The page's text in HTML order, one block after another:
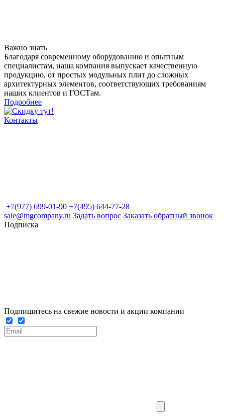
Важно знать
Благодаря современному оборудованию и опытным
специалистам, наша компания выпускает качественную
продукцию, от простых модульных плит до сложных
архитектурных элементов, соответствующих требованиям
наших клиентов и ГОСТам.
Подробнее
Контакты
+7(977) 699-01-90 +7(495) 644-77-28
sale@mgcompany.ru Задать вопрос Заказать обратный звонок
Подписка
Подпишитесь на свежие новости и акции компании